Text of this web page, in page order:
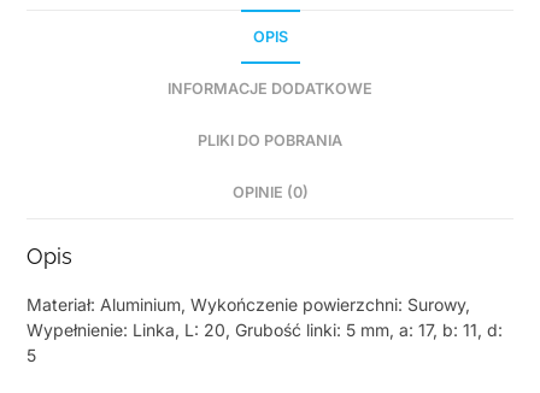
OPIS
INFORMACJE DODATKOWE
PLIKI DO POBRANIA
OPINIE (0)
Opis
Materiał: Aluminium, Wykończenie powierzchni: Surowy,
Wypełnienie: Linka, L: 20, Grubość linki: 5 mm, a: 17, b: 11, d:
5